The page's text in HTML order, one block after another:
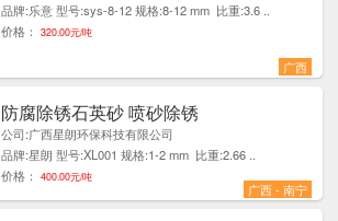
品牌:乐意 型号:sys-8-12 规格:8-12 mm 比重:3.6 ..
价格：
320.00元/吨
广西
防腐除锈石英砂 喷砂除锈
公司:广西星朗环保科技有限公司
品牌:星朗 型号:XL001 规格:1-2 mm 比重:2.66 ..
价格：
400.00元/吨
广西 - 南宁